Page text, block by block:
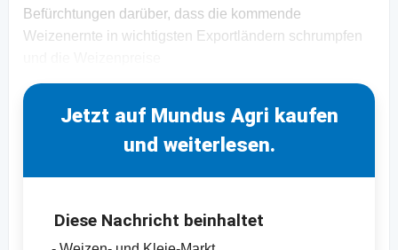
Befürchtungen darüber, dass die kommende
Weizenernte in wichtigsten Exportländern schrumpfen
Jetzt auf Mundus Agri kaufen
und weiterlesen.
Diese Nachricht beinhaltet